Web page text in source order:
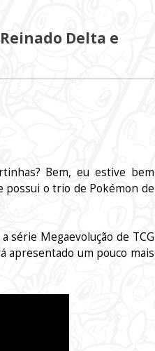
Delta e
Bem, eu estive bem
possui o trio de Pokémon de
série Megaevolução de TCG
apresentado um pouco mais